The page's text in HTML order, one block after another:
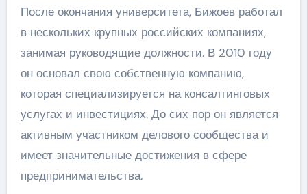
После окончания университета, Бижоев работал
в нескольких крупных российских компаниях,
занимая руководящие должности. В 2010 году
он основал свою собственную компанию,
которая специализируется на консалтинговых
услугах и инвестициях. До сих пор он является
активным участником делового сообщества и
имеет значительные достижения в сфере
предпринимательства.